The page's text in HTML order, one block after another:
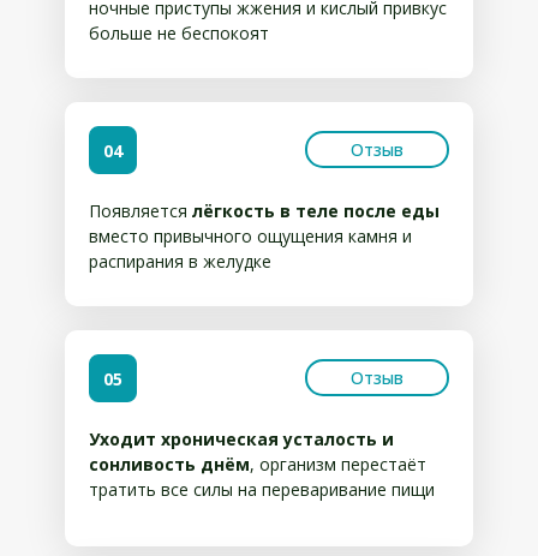
ночные приступы жжения и кислый привкус
больше не беспокоят
Появляется лёгкость в теле после еды
вместо привычного ощущения камня и
распирания в желудке
04
Уходит хроническая усталость и
сонливость днём, организм перестаёт
тратить все силы на переваривание пищи
05
Отзыв
Отзыв